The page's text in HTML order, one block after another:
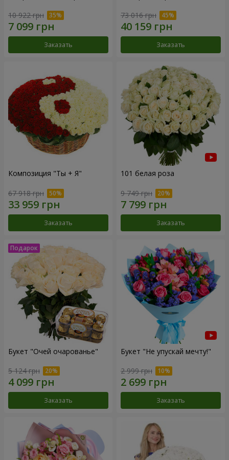
10 922 грн
Заказать
73 016 грн
Заказать
Композиция "Ты + Я"
67 918 грн
Заказать
101 белая роза
9 749 грн
Заказать
Букет "Очей очарованье"
5 124 грн
Заказать
Букет "Не упускай мечту!"
2 999 грн
Заказать